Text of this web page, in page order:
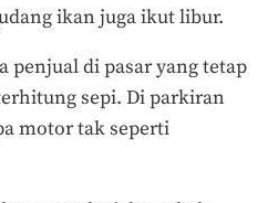
ikan juga ikut libur.
penjual di pasar yang tetap
sepi. Di parkiran
motor tak seperti